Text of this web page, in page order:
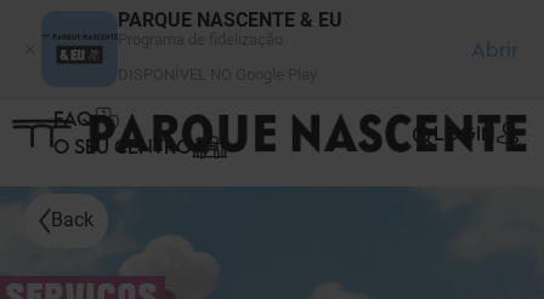
PARQUE NASCENTE & EU
Abrir
FAQ
O SEU CENTRO
LOGIN
Back
Painel de Gerenciamento de Cookies